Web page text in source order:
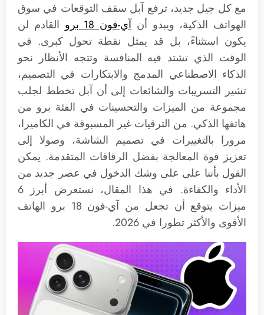
مع كل جيل جديد، ترفع آبل سقف التوقعات في سوق
الهواتف الذكية، ويبدو أنآي-فون 18 برو
القادم لن
يكون استثناءً، بل قد يمثل نقطة تحول كبرى. في
الوقت الذي تشتد فيه المنافسة وتتجه الأنظار نحو
الذكاء الاصطناعي المدمج والابتكارات في التصميم،
تشير التسريبات والشائعات إلى أن آبل تخطط لجلب
مجموعة من الميزات والتحسينات في الفئة برو من
هاتفها الذكي. من الترقيات غير المسبوقة في الكاميرا،
مرورا بالتغييرات في تصميم الشاشة، وصولا إلى
تعزيز قوة المعالجة بفضل الرقاقات المتقدمة. يمكن
القول بأننا على على وشك الدخول في عصر جديد من
الأداء والكفاءة. في هذا المقال، نستعرض أبرز 6
ميزات يتوقع أن تجعل من آي-فون 18 برو الهاتف
الأقوى والأكثر تطورا في 2026.